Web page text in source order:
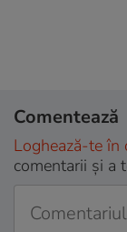
Comentează
Loghează-te în
comentarii și a